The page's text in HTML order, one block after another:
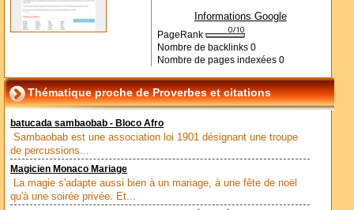
Informations Google
PageRank
Nombre de backlinks 0
Nombre de pages indexées 0
Thématique proche de Proverbes et citations
batucada sambaobab - Bloco Afro
Sambaobab est une association loi 1901 désignant une troupe
de percussions...
Magicien Monaco Mariage
La magie s'adapte aussi bien à un mariage, à une fête de noël
qu'à une soirée privée. Et...